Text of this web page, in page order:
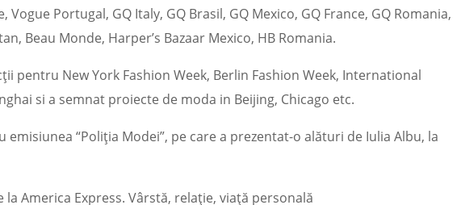
Vogue Portugal, GQ Italy, GQ Brasil, GQ Mexico, GQ France, GQ Romania,
Beau Monde, Harper’s Bazaar Mexico, HB Romania.
pentru New York Fashion Week, Berlin Fashion Week, International
si a semnat proiecte de moda in Beijing, Chicago etc.
emisiunea “Poliția Modei”, pe care a prezentat-o alături de Iulia Albu, la